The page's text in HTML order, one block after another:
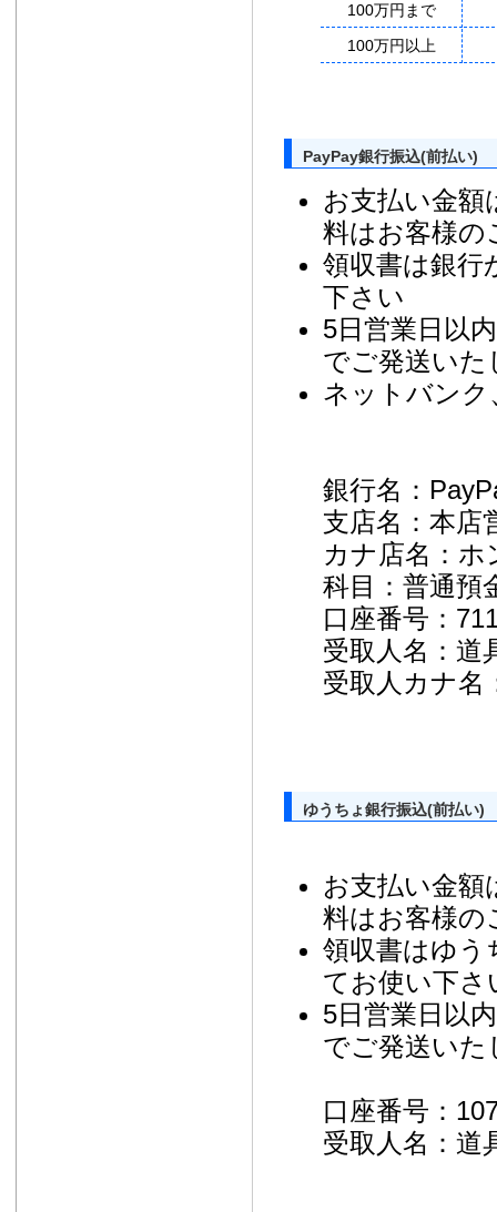
100万円まで
100万円以上
PayPay銀行振込(前払い)
お支払い金額
料はお客様の
領収書は銀行
下さい
5日営業日以
でご発送いた
ネットバンク
銀行名：
支店名：本店
カナ店名：ホ
科目：普通預
口座番号：
受取人名：道
受取人カナ名
ゆうちょ銀行振込(前払い)
お支払い金額
料はお客様の
領収書はゆう
てお使い下さ
5日営業日以
でご発送いた
口座番号：
受取人名：道